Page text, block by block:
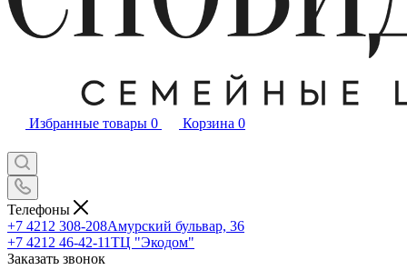
Избранные товары 0 Корзина 0
Телефоны
+7 4212 308-208Амурский бульвар, 36
+7 4212 46-42-11ТЦ "Экодом"
Заказать звонок